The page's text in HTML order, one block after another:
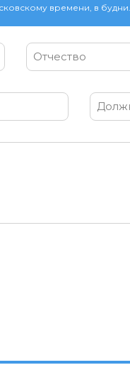
времени, в будни.
Отчество